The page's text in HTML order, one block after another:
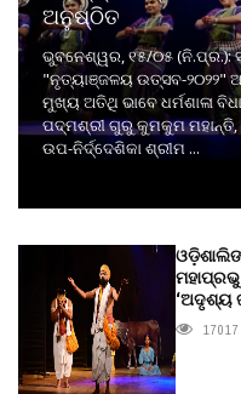
ଅନୁଷ୍ଠିତ
ଭୁବନେଶ୍ୱର, ୧୫/୦୫ (ନି.ପ୍ର.):
"ନୃତ୍ୟାଞ୍ଜଳୟ ଉତ୍ସବ-୨୦୨୨"
ମୁଖ୍ୟ ଅତିଥି ଭାବେ ଧର୍ମଶାଳା
ପଦ୍ମଶ୍ରୀ ଗୁରୁ କୁମକୁମ ମହାନ୍ତି,
ଉପ-ନିର୍ଦ୍ଦେଶିକା ଶ୍ରୀମ ...
‘ଅଦୃଶ୍ୟ
17017